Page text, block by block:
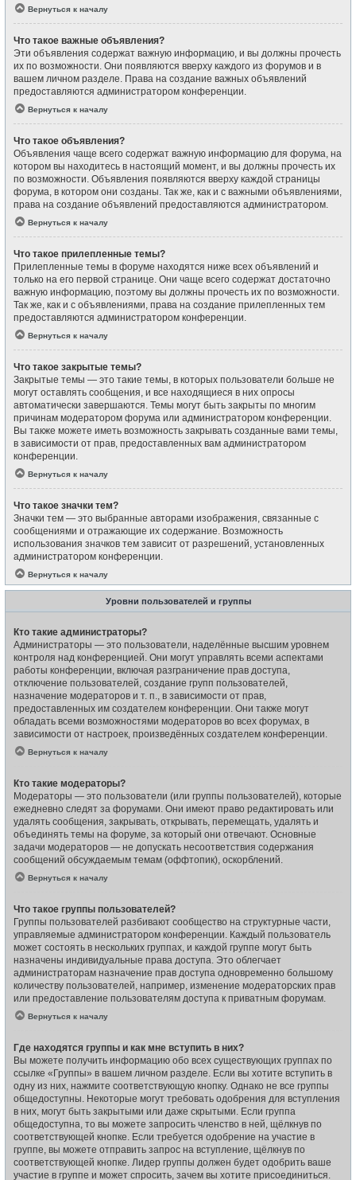
Вернуться к началу
Что такое важные объявления?
Эти объявления содержат важную информацию, и вы должны прочесть
их по возможности. Они появляются вверху каждого из форумов и в
вашем личном разделе. Права на создание важных объявлений
предоставляются администратором конференции.
Вернуться к началу
Что такое объявления?
Объявления чаще всего содержат важную информацию для форума, на
котором вы находитесь в настоящий момент, и вы должны прочесть их
по возможности. Объявления появляются вверху каждой страницы
форума, в котором они созданы. Так же, как и с важными объявлениями,
права на создание объявлений предоставляются администратором.
Вернуться к началу
Что такое прилепленные темы?
Прилепленные темы в форуме находятся ниже всех объявлений и
только на его первой странице. Они чаще всего содержат достаточно
важную информацию, поэтому вы должны прочесть их по возможности.
Так же, как и с объявлениями, права на создание прилепленных тем
предоставляются администратором конференции.
Вернуться к началу
Что такое закрытые темы?
Закрытые темы — это такие темы, в которых пользователи больше не
могут оставлять сообщения, и все находящиеся в них опросы
автоматически завершаются. Темы могут быть закрыты по многим
причинам модератором форума или администратором конференции.
Вы также можете иметь возможность закрывать созданные вами темы,
в зависимости от прав, предоставленных вам администратором
конференции.
Вернуться к началу
Что такое значки тем?
Значки тем — это выбранные авторами изображения, связанные с
сообщениями и отражающие их содержание. Возможность
использования значков тем зависит от разрешений, установленных
администратором конференции.
Вернуться к началу
Уровни пользователей и группы
Кто такие администраторы?
Администраторы — это пользователи, наделённые высшим уровнем
контроля над конференцией. Они могут управлять всеми аспектами
работы конференции, включая разграничение прав доступа,
отключение пользователей, создание групп пользователей,
назначение модераторов и т. п., в зависимости от прав,
предоставленных им создателем конференции. Они также могут
обладать всеми возможностями модераторов во всех форумах, в
зависимости от настроек, произведённых создателем конференции.
Вернуться к началу
Кто такие модераторы?
Модераторы — это пользователи (или группы пользователей), которые
ежедневно следят за форумами. Они имеют право редактировать или
удалять сообщения, закрывать, открывать, перемещать, удалять и
объединять темы на форуме, за который они отвечают. Основные
задачи модераторов — не допускать несоответствия содержания
сообщений обсуждаемым темам (оффтопик), оскорблений.
Вернуться к началу
Что такое группы пользователей?
Группы пользователей разбивают сообщество на структурные части,
управляемые администратором конференции. Каждый пользователь
может состоять в нескольких группах, и каждой группе могут быть
назначены индивидуальные права доступа. Это облегчает
администраторам назначение прав доступа одновременно большому
количеству пользователей, например, изменение модераторских прав
или предоставление пользователям доступа к приватным форумам.
Вернуться к началу
Где находятся группы и как мне вступить в них?
Вы можете получить информацию обо всех существующих группах по
ссылке «Группы» в вашем личном разделе. Если вы хотите вступить в
одну из них, нажмите соответствующую кнопку. Однако не все группы
общедоступны. Некоторые могут требовать одобрения для вступления
в них, могут быть закрытыми или даже скрытыми. Если группа
общедоступна, то вы можете запросить членство в ней, щёлкнув по
соответствующей кнопке. Если требуется одобрение на участие в
группе, вы можете отправить запрос на вступление, щёлкнув по
соответствующей кнопке. Лидер группы должен будет одобрить ваше
участие в группе и может спросить, зачем вы хотите присоединиться.